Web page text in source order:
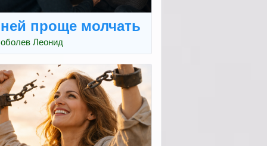
проще молчать
Леонид